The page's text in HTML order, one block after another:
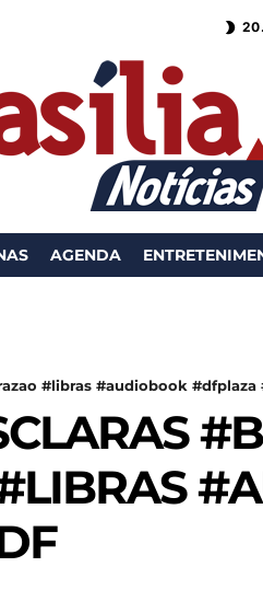
AGENDA
#libras #audiobook #dfplaza